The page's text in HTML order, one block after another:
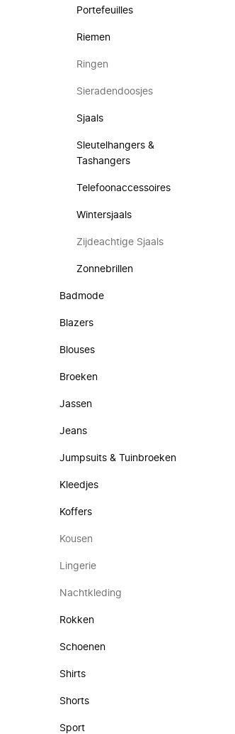
Portefeuilles
Riemen
Ringen
Sieradendoosjes
Sjaals
Sleutelhangers &
Tashangers
Telefoonaccessoires
Wintersjaals
Zijdeachtige Sjaals
Zonnebrillen
Badmode
Blazers
Blouses
Broeken
Jassen
Jeans
Jumpsuits & Tuinbroeken
Kleedjes
Koffers
Kousen
Lingerie
Nachtkleding
Rokken
Schoenen
Shirts
Shorts
Sport